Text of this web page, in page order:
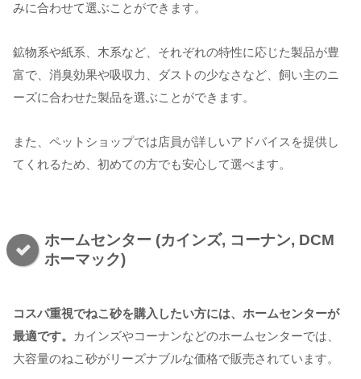
みに合わせて選ぶことができます。
鉱物系や紙系、木系など、それぞれの特性に応じた製品が豊
富で、消臭効果や吸収力、ダストの少なさなど、飼い主のニ
ーズに合わせた製品を選ぶことができます。
また、ペットショップでは店員が詳しいアドバイスを提供し
てくれるため、初めての方でも安心して選べます。
ホームセンター (カインズ, コーナン, DCM
ホーマック)
コスパ重視でねこ砂を購入したい方には、ホームセンターが
最適です。
カインズやコーナンなどのホームセンターでは、
大容量のねこ砂がリーズナブルな価格で販売されています。